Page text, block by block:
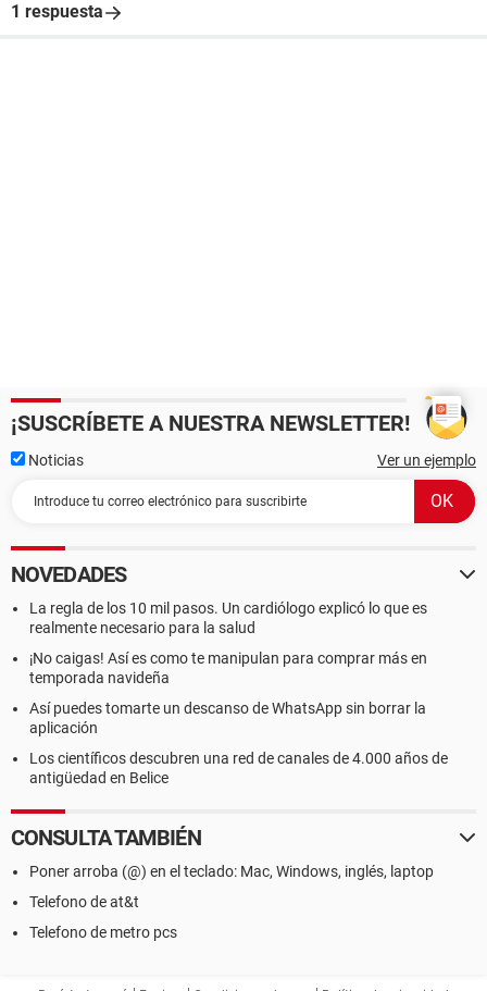
1 respuesta
¡SUSCRÍBETE A NUESTRA NEWSLETTER!
Noticias Ver un ejemplo
NOVEDADES
La regla de los 10 mil pasos. Un cardiólogo explicó lo que es
realmente necesario para la salud
¡No caigas! Así es como te manipulan para comprar más en
temporada navideña
Así puedes tomarte un descanso de WhatsApp sin borrar la
aplicación
Los científicos descubren una red de canales de 4.000 años de
antigüedad en Belice
CONSULTA TAMBIÉN
Poner arroba (@) en el teclado: Mac, Windows, inglés, laptop
Telefono de at&t
Telefono de metro pcs